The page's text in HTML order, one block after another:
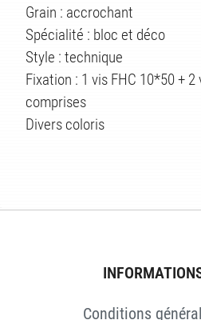
Grain : accrochant
Spécialité : bloc et déco
Style : technique
Fixation : 1 vis FHC 10*50 + 2
comprises
Divers coloris
Conditions